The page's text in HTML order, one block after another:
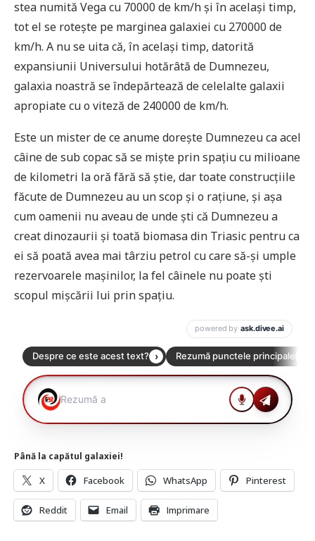
stea numită Vega cu 70000 de km/h și în același timp,
tot el se rotește pe marginea galaxiei cu 270000 de
km/h. A nu se uita că, în același timp, datorită
expansiunii Universului hotărâtă de Dumnezeu,
galaxia noastră se îndepărtează de celelalte galaxii
apropiate cu o viteză de 240000 de km/h.
Este un mister de ce anume dorește Dumnezeu ca acel
câine de sub copac să se miște prin spațiu cu milioane
de kilometri la oră fără să știe, dar toate construcțiile
făcute de Dumnezeu au un scop și o rațiune, și așa
cum oamenii nu aveau de unde ști că Dumnezeu a
creat dinozaurii și toată biomasa din Triasic pentru ca
ei să poată avea mai târziu petrol cu care să-și umple
rezervoarele mașinilor, la fel câinele nu poate ști
scopul mișcării lui prin spațiu.
Până la capătul galaxiei!
X Facebook WhatsApp Pinterest
Reddit Email Imprimare